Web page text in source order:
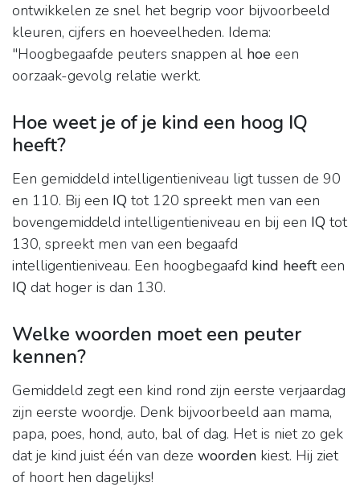
ontwikkelen ze snel het begrip voor bijvoorbeeld
kleuren, cijfers en hoeveelheden. Idema:
"Hoogbegaafde peuters snappen al hoe een
oorzaak-gevolg relatie werkt.
Hoe weet je of je kind een hoog IQ
heeft?
Een gemiddeld intelligentieniveau ligt tussen de 90
en 110. Bij een IQ tot 120 spreekt men van een
bovengemiddeld intelligentieniveau en bij een IQ tot
130, spreekt men van een begaafd
intelligentieniveau. Een hoogbegaafd kind heefteen
IQ dat hoger is dan 130.
Welke woorden moet een peuter
kennen?
Gemiddeld zegt een kind rond zijn eerste verjaardag
zijn eerste woordje. Denk bijvoorbeeld aan mama,
papa, poes, hond, auto, bal of dag. Het is niet zo gek
dat je kind juist één van deze woorden kiest. Hij ziet
of hoort hen dagelijks!